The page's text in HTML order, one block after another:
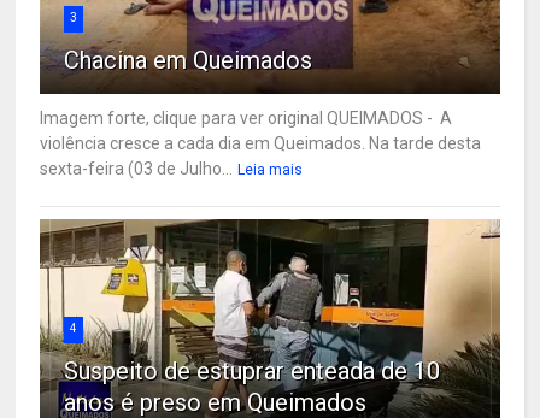
3
Chacina em Queimados
Imagem forte, clique para ver original QUEIMADOS - A
violência cresce a cada dia em Queimados. Na tarde desta
sexta-feira (03 de Julho...
Leia mais
4
Suspeito de estuprar enteada de 10
anos é preso em Queimados